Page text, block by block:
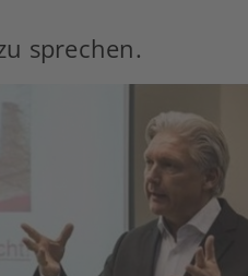
sprechen.